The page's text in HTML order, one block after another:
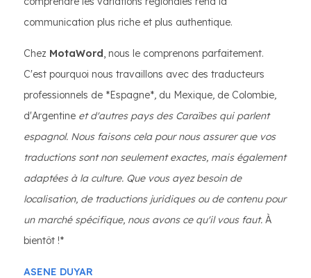
communication plus riche et plus authentique.
Chez MotaWord, nous le comprenons parfaitement.
C'est pourquoi nous travaillons avec des traducteurs
professionnels de *Espagne*, du Mexique, de Colombie,
d'Argentine et d'autres pays des Caraïbes qui parlent
espagnol. Nous faisons cela pour nous assurer que vos
traductions sont non seulement exactes, mais également
adaptées à la culture. Que vous ayez besoin de
localisation, de traductions juridiques ou de contenu pour
un marché spécifique, nous avons ce qu'il vous faut. À
bientôt !*
ASENE DUYAR